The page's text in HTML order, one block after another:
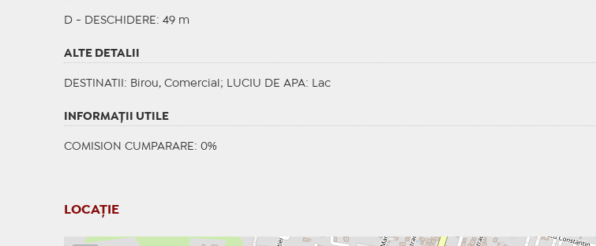
D - DESCHIDERE: 49 m
ALTE DETALII
DESTINATII : Birou, Comercial; LUCIU DE APA: Lac
INFORMAŢII UTILE
COMISION CUMPARARE: 0%
LOCAȚIE